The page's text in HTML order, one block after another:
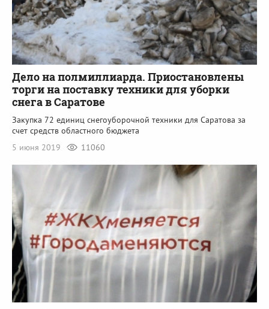
Дело на полмиллиарда. Приостановлены
торги на поставку техники для уборки
снега в Саратове
Закупка 72 единиц снегоуборочной техники для Саратова за
счет средств областного бюджета
5 июня 2019
11060